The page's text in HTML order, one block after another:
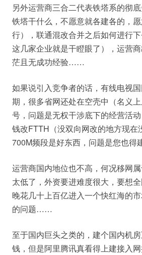
另外运营商三合二代表铁塔系的彻
铁塔干什么，不愿意就各建各的，
行），联通混改合并之后如何进行
这几家企业就是干瞪眼了），运营
茫且无成功经验……
如果说引入竞争者的话，有线电视
期，很多省网还处在空壳中（名义
号，问题是无权干涉底下的经营活
钱改FTTH（没双向网改的地方现在
700M频段是好东西，问题是您也
运营商国内地位也不高，何况移网
太低了，外资要进难度很大，要想
晚花几十上百亿进入一个快红海的
的问题……
至于国内巨头之类的，建个国内机
钱，但是阿里腾讯真看得上建接入